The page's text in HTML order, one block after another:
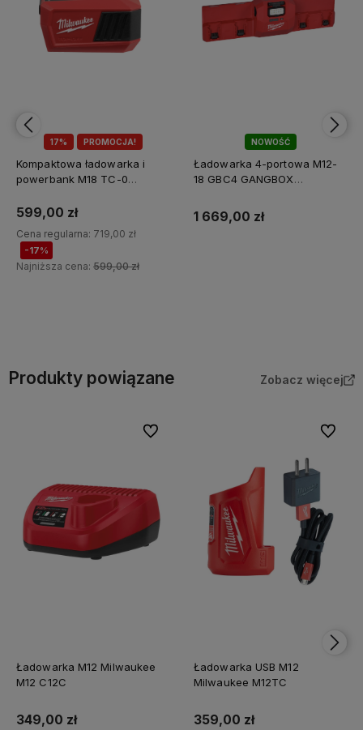
17% PROMOCJA!
Kompaktowa ładowarka i
powerbank M18 TC-0
599,00 zł
Cena regularna: 719,00 zł
-17%
Najniższa cena: 599,00 zł
NOWOŚĆ
Ładowarka 4-portowa M12-
18 GBC4 GANGBOX
1 669,00 zł
Produkty powiązane Zobacz więcej
Ładowarka M12 Milwaukee
M12 C12C
349,00 zł
Do ulubionych
Ładowarka USB M12
Milwaukee M12TC
359,00 zł
Do